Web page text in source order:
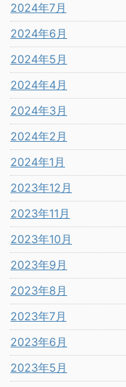
2024年7月
2024年6月
2024年5月
2024年4月
2024年3月
2024年2月
2024年1月
2023年12月
2023年11月
2023年10月
2023年9月
2023年8月
2023年7月
2023年6月
2023年5月